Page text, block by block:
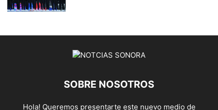
SOBRE NOSOTROS
Hola! Queremos presentarte este nuevo medio de